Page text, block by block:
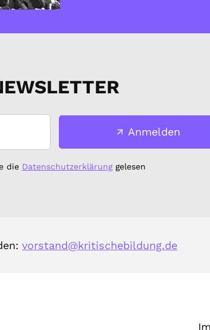
Anmelden
die Datenschutzerklärunggelesen
vorstand@kritischebildung.de